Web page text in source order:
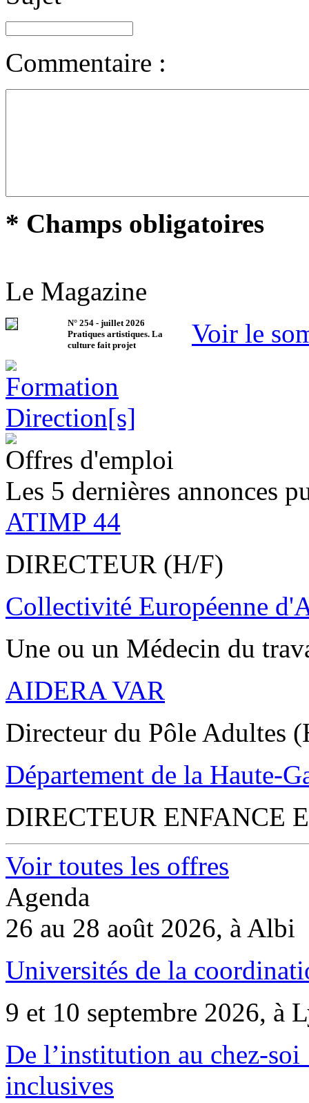
Commentaire :
* Champs obligatoires
Le Magazine
N° 254 - juillet 2026
Pratiques artistiques. La
culture fait projet
Voir le
Offres d'emploi
Les 5 dernières annonces
ATIMP 44
DIRECTEUR (H/F)
Collectivité Européenne
Une ou un Médecin du
AIDERA VAR
Directeur du Pôle Adultes
Département de la Haute-
DIRECTEUR ENFANCE
Voir toutes les offres
Agenda
26 au 28 août 2026, à Albi
Universités de la
9 et 10 septembre 2026, à
De l’institution au chez-
inclusives